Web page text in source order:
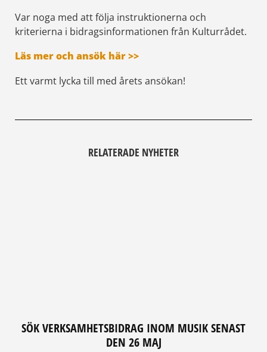
Var noga med att följa instruktionerna och
kriterierna i bidragsinformationen från Kulturrådet.
Läs mer och ansök här >>
Ett varmt lycka till med årets ansökan!
RELATERADE NYHETER
SÖK VERKSAMHETSBIDRAG INOM MUSIK SENAST
DEN 26 MAJ